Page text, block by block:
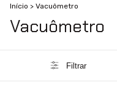
Início > Vacuômetro
Vacuômetro
Filtrar